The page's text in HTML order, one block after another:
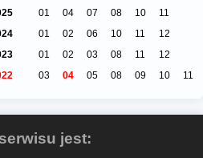
01 04 07 08 10
11
01 02 06 10 11
12
01 02 03 08 11
12
03 04 05 08 09 10 11
jest: